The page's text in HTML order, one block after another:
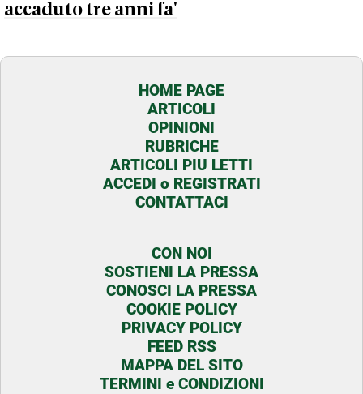
accaduto tre anni fa'
HOME PAGE
ARTICOLI
OPINIONI
RUBRICHE
ARTICOLI PIU LETTI
ACCEDI o REGISTRATI
CONTATTACI
CON NOI
SOSTIENI LA PRESSA
CONOSCI LA PRESSA
COOKIE POLICY
PRIVACY POLICY
FEED RSS
MAPPA DEL SITO
TERMINI e CONDIZIONI